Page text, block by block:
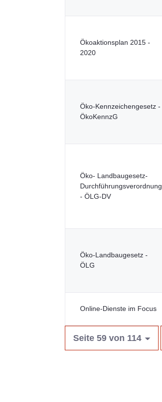
Ökoaktionsplan 2015 -
2020
Öko-Kennzeichengesetz -
ÖkoKennzG
Öko- Landbaugesetz-
Durchführungsverordnung
- ÖLG-DV
Öko-Landbaugesetz -
ÖLG
Online-Dienste im Focus
Seite 59 von 114